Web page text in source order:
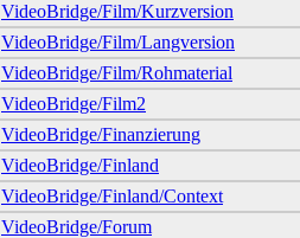
VideoBridge/Film/Kurzversion
VideoBridge/Film/Langversion
VideoBridge/Film/Rohmaterial
VideoBridge/Film2
VideoBridge/Finanzierung
VideoBridge/Finland
VideoBridge/Finland/Context
VideoBridge/Forum